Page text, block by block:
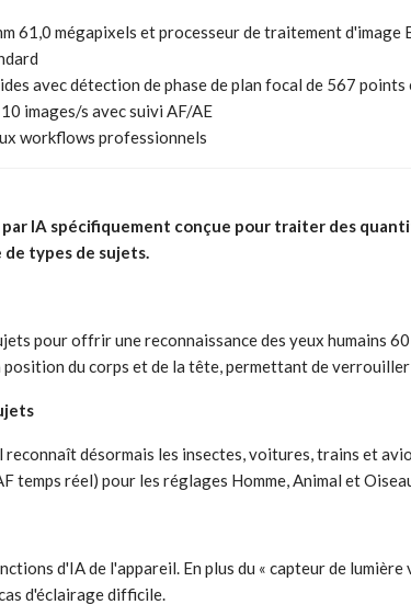
61,0 mégapixels et processeur de traitement d'image
avec détection de phase de plan focal de 567
images/s avec suivi AF/AE
workflows professionnels
IA spécifiquement conçue pour traiter des
types de sujets.
pour offrir une reconnaissance des yeux humains
du corps et de la tête, permettant de
reconnaît désormais les insectes, voitures, trains et
temps réel) pour les réglages Homme, Animal et
d'IA de l'appareil. En plus du « capteur de
d'éclairage difficile.